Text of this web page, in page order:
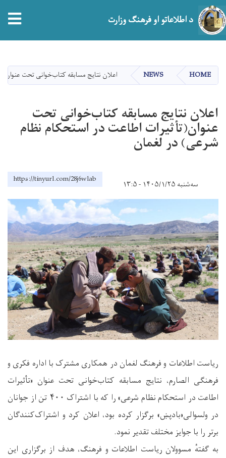
دانګل
د اطلاعاتو او فرهنګ وزارت
HOME
NEWS اعلان نتایج مسابقه کتاب‌خوانی تحت
اعلان نتایج مسابقه کتاب‌خوانی تحت
عنوان(تأثیرات اطاعت در استحکام نظام
شرعی) در لغمان
سه‌شنبه ۱۴۰۵/۱/۲۵ - ۱۳:۵ https://tinyurl.com/28j6wlab
ریاست اطلاعات و فرهنگ لغمان در همکاری مشترک با اداره فکری و
فرهنگی الصارم، نتایج مسابقه کتاب‌خوانی تحت عنوان «تأثیرات
اطاعت در استحکام نظام شرعی» را که با اشتراک ۴۰۰ تن از جوانان
در ولسوالی«بادپښ» برگزار کرده بود، اعلان کرد و اشتراک‌کنندگان
برتر را با جوایز مختلف تقدیر نمود.
به گفتهٔ مسوولان ریاست اطلاعات و فرهنگ، هدف از برگزاری این